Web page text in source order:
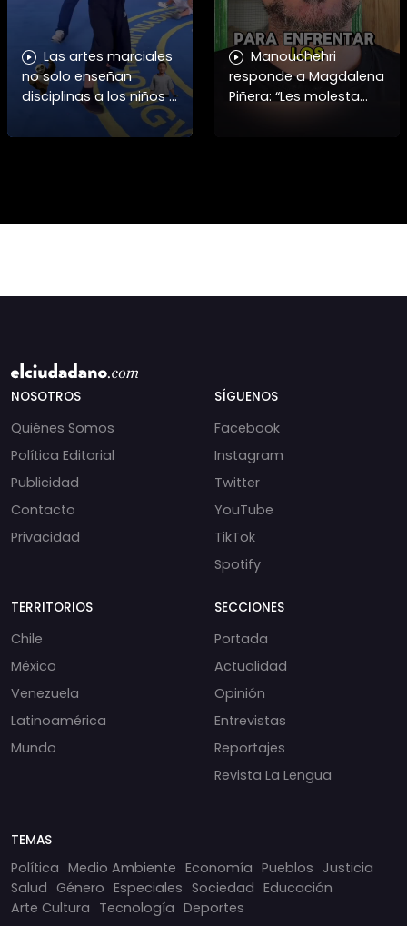
Las artes marciales
no solo enseñan
disciplinas a los niños y
niñas si no también ser
honorables #deporte
Manouchehri
responde a Magdalena
Piñera: “Les molesta
NOSOTROS
Quiénes Somos
Política Editorial
Publicidad
Contacto
Privacidad
SÍGUENOS
Facebook
Instagram
Twitter
YouTube
TikTok
Spotify
TERRITORIOS
Chile
México
Venezuela
Latinoamérica
Mundo
SECCIONES
Portada
Actualidad
Opinión
Entrevistas
Reportajes
Revista La Lengua
TEMAS
Política Medio Ambiente Economía Pueblos Justicia
Salud Género Especiales Sociedad Educación
Arte Cultura Tecnología Deportes